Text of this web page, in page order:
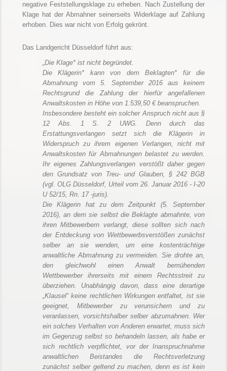
negative Feststellungsklage zu erheben. Nach Zustellung der
Klage hat der Abmahner seinerseits Widerklage auf Zahlung
erhoben. Dies war nicht von Erfolg gekrönt.
Das Landgericht Düsseldorf führt aus:
„Die Klage* ist nicht begründet.
Die Klägerin* kann von dem Beklagten* für die
Abmahnung vom 5. September 2016 aus keinem
Rechtsgrund die Zahlung der hierfür angefallenen
Anwaltskosten in Höhe von 1.539,50 € beanspruchen.
Insbesondere besteht ein solcher Anspruch nicht aus §
12 Abs. 1 S. 2 UWG. Denn durch das
Erstattungsverlangen setzt sich die Klägerin in
Widerspruch zu ihrem eigenen Verlangen, nicht mit
Anwaltskosten für Abmahnungen belastet zu werden.
Ihr eigenes Zahlungsverlangen verstößt daher gegen
den Grundsatz von Treu- und Glauben, § 242 BGB
(vgl. OLG Düsseldorf, Urteil vom 26. Januar 2016 - I-20
U 52/15, Rn. 17 -juris).
Die Klägerin hat zu dem Zeitpunkt (5. September
2016), an dem sie selbst die Beklagte abmahnte, von
ihren Mitbewerbern verlangt, diese sollten sich nach
der Entdeckung von Wettbewerbsverstößen zunächst
selber an sie wenden, um eine kostenträchtige
anwaltliche Abmahnung zu vermeiden. Sie drohte an,
den gleichwohl einen Anwalt bemühenden
Wettbewerber ihrerseits mit einem Rechtsstreit zu
überziehen. Unabhängig davon, dass eine derartige
„Klausel“ keine rechtlichen Wirkungen entfaltet, ist sie
geeignet, Mitbewerber zu verunsichern und zu
veranlassen, vorsichtshalber selber abzumahnen. Wer
ein solches Verhalten von Anderen erwartet, muss sich
im Gegenzug selbst so behandeln lassen, als habe er
sich rechtlich verpflichtet, vor der Inanspruchnahme
anwaltlichen Beistandes die Rechtsverletzung
zunächst selber geltend zu machen, denn es ist kein